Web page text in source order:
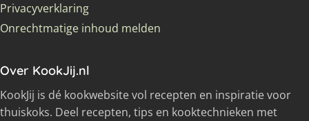
Privacyverklaring
Onrechtmatige inhoud melden
Over KookJij.nl
KookJij is dé kookwebsite vol recepten en inspiratie voor
thuiskoks. Deel recepten, tips en kooktechnieken met